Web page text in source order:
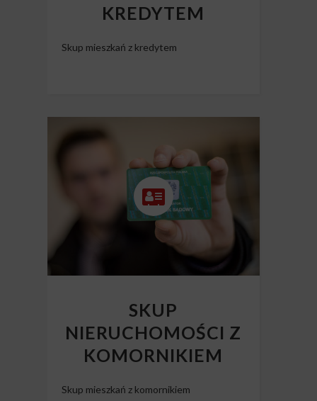
KREDYTEM
Skup mieszkań z kredytem
SKUP
NIERUCHOMOŚCI Z
KOMORNIKIEM
Skup mieszkań z komornikiem